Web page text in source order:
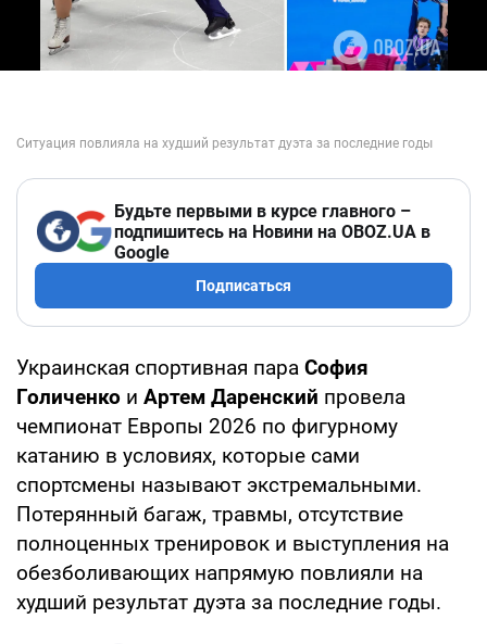
Будьте первыми в курсе главного –
подпишитесь на Новини на OBOZ.UA в
Google
Подписаться
Украинская спортивная пара София
Голиченко и Артем Даренский провела
чемпионат Европы 2026 по фигурному
катанию в условиях, которые сами
спортсмены называют экстремальными.
Потерянный багаж, травмы, отсутствие
полноценных тренировок и выступления на
обезболивающих напрямую повлияли на
худший результат дуэта за последние годы.